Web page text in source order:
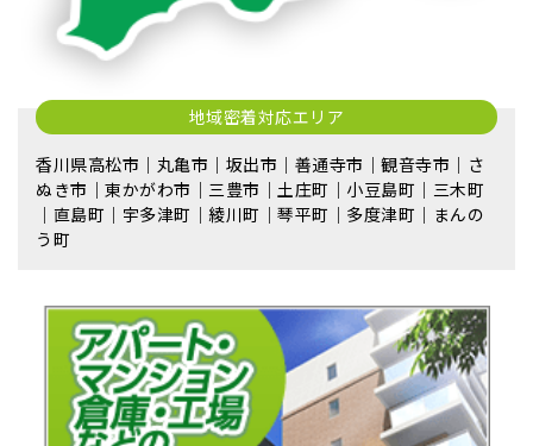
地域密着対応エリア
香川県高松市｜丸亀市｜坂出市｜善通寺市｜観音寺市｜さ
ぬき市｜東かがわ市｜三豊市｜土庄町｜小豆島町｜三木町
｜直島町｜宇多津町｜綾川町｜琴平町｜多度津町｜まんの
う町